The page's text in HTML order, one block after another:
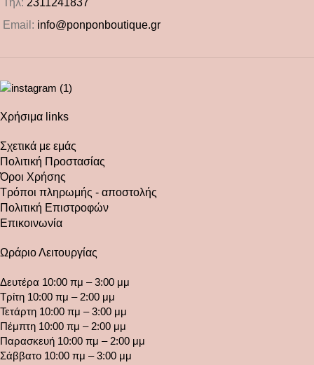
Τηλ: 2311241837
Email: info@ponponboutique.gr
Χρήσιμα links
Σχετικά με εμάς
Πολιτική Προστασίας
Όροι Χρήσης
Τρόποι πληρωμής - αποστολής
Πολιτική Επιστροφών
Επικοινωνία
Ωράριο Λειτουργίας
Δευτέρα 10:00 πμ – 3:00 μμ
Τρίτη 10:00 πμ – 2:00 μμ
Τετάρτη 10:00 πμ – 3:00 μμ
Πέμπτη 10:00 πμ – 2:00 μμ
Παρασκευή 10:00 πμ – 2:00 μμ
Σάββατο 10:00 πμ – 3:00 μμ